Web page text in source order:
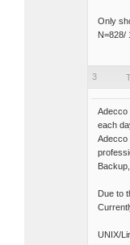
Only
N=828/
3
Adecco
each
Adecco
Backup,
Due to
UNIX/